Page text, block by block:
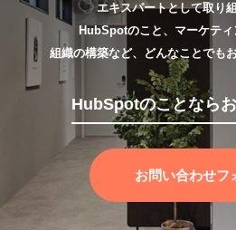
エキスパートとして取り
HubSpotのこと、マーケティ
組織の構築など、どんなことでも
HubSpotのことなら
お問い合わせフ